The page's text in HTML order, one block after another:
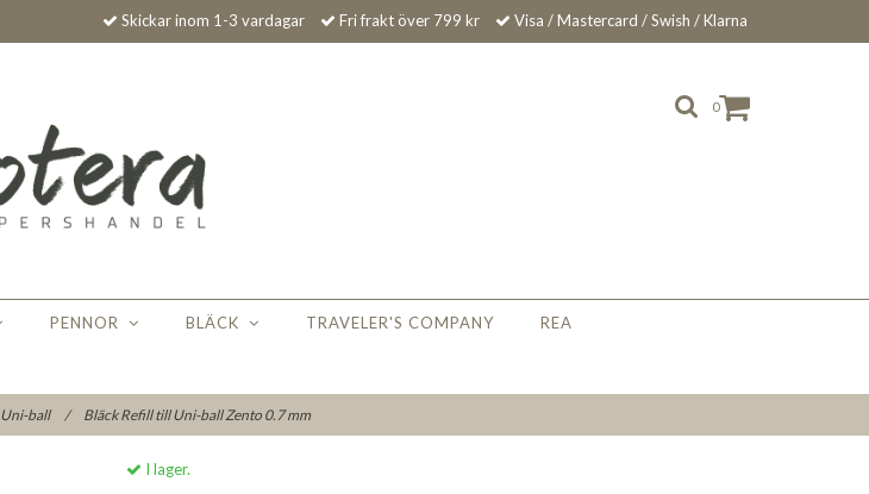
Skickar inom 1-3 vardagar Fri frakt över 799 kr Visa / Mastercard / Swish / Klarna
0
PENNOR BLÄCK TRAVELER'S COMPANY REA
Uni-ball / Bläck Refill till Uni-ball Zento 0.7 mm
I lager.